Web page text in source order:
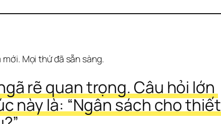
Mọi thứ đã sẵn sàng.
rẽ quan trọng. Câu hỏi lớn
này là: “Ngân sách cho thiết